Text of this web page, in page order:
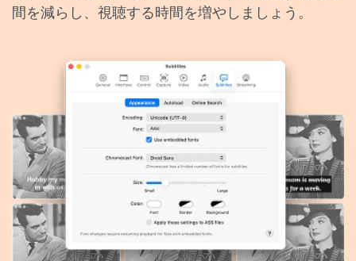
間を減らし、視聴する時間を増やしましょう。